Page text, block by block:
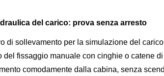
del carico: prova senza arresto
di sollevamento per la simulazione del
del fissaggio manuale con cinghie o catene
comodamente dalla cabina, senza